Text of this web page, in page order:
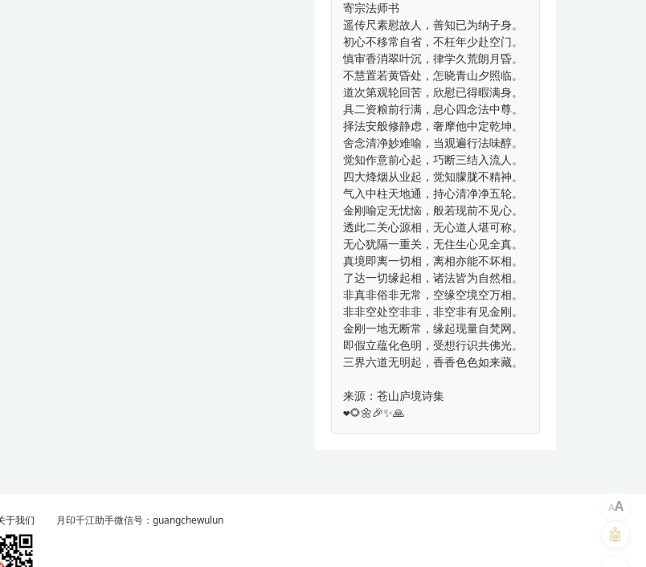
寄宗法师书
遥传尺素慰故人，善知已为纳子身。
初心不移常自省，不枉年少赴空门。
慎审香消翠叶沉，律学久荒朗月昏。
不慧置若黄昏处，怎晓青山夕照临。
道次第观轮回苦，欣慰已得暇满身。
具二资粮前行满，息心四念法中尊。
择法安般修静虑，奢摩他中定乾坤。
舍念清净妙难喻，当观遍行法味醇。
觉知作意前心起，巧断三结入流人。
四大烽烟从业起，觉知朦胧不精神。
气入中柱天地通，持心清净净五轮。
金刚喻定无忧恼，般若现前不见心。
透此二关心源相，无心道人堪可称。
无心犹隔一重关，无住生心见全真。
真境即离一切相，离相亦能不坏相。
了达一切缘起相，诸法皆为自然相。
非真非俗非无常，空缘空境空万相。
非非空处空非非，非空非有见金刚。
金刚一地无断常，缘起现量自梵网。
即假立蕴化色明，受想行识共佛光。
三界六道无明起，香香色色如来藏。
来源：苍山庐境诗集
❤️🌻🌼🎉✨🙏
于我们 月印千江助手微信号：guangchewulun
AA
🤖